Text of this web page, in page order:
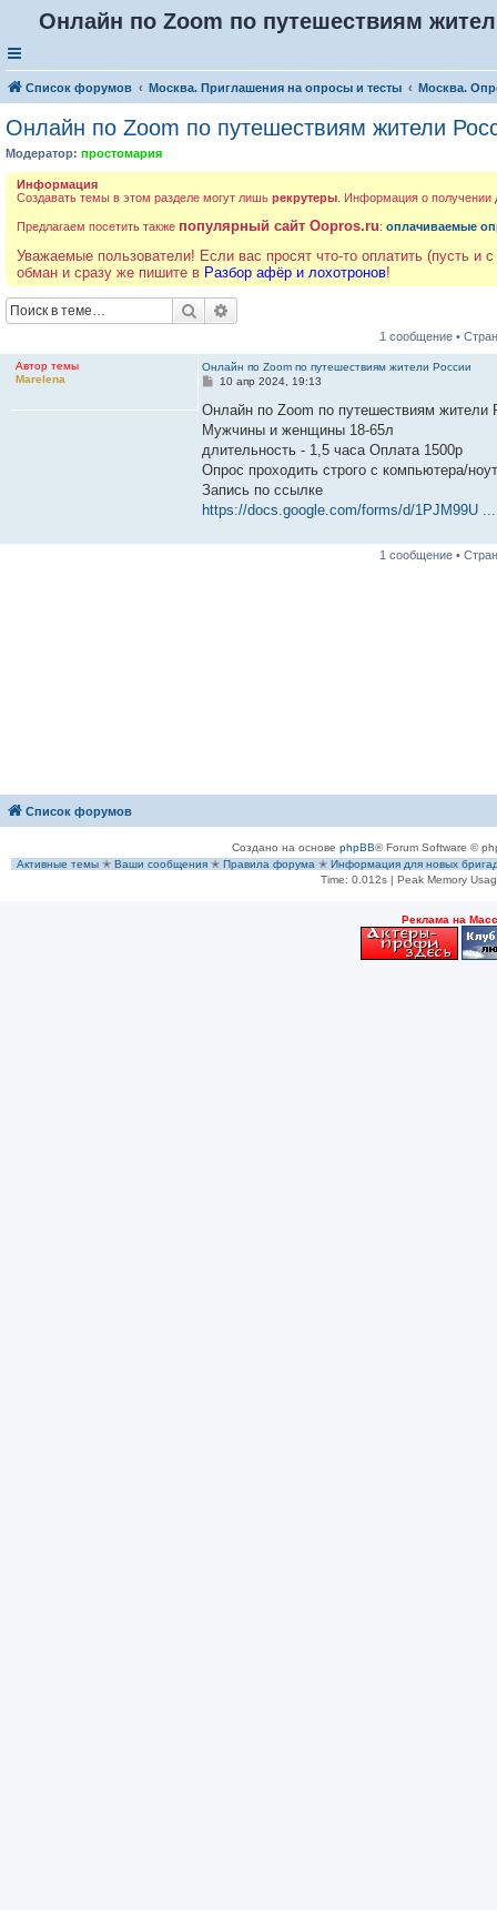
Онлайн по Zoom по путешествиям
Список форумов Москва. Приглашения на опросы и тесты Москва.
Онлайн по Zoom по путешествиям жители
Модератор: простомария
Информация
Создавать темы в этом разделе могут лишь рекрутеры . Информация о получении
Предлагаем посетить также популярный сайт Oopros.ru: оплачиваемые
Уважаемые пользователи! Если вас просят что-то оплатить (пусть и
обман и сразу же пишите в Разбор афёр и лохотронов!
Поиск
1 сообщение •
Автор темы
Marelena
Онлайн по Zoom по путешествиям жители России
С
о
щ
е
и
е
10 апр 2024, 19:13
Онлайн по Zoom по путешествиям жители
Мужчины и женщины 18-65л
длительность - 1,5 часа Оплата 1500р
Опрос проходить строго с компьютера/
Запись по ссылке
https://docs.google.com/forms/d/1PJM99U
1 сообщение •
Список форумов
Создано на основе phpBB® Forum Software ©
Активные темы ✭ Ваши сообщения ✭ Правила форума ✭ Информация для новых
Time: 0.012s| Peak Memory
Рeклама на